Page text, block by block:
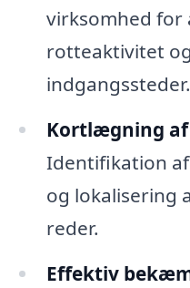
virksomhed for
rotteaktivitet
indgangssteder.
Kortlægning
Identifikation
og lokalisering
reder.
Effektiv